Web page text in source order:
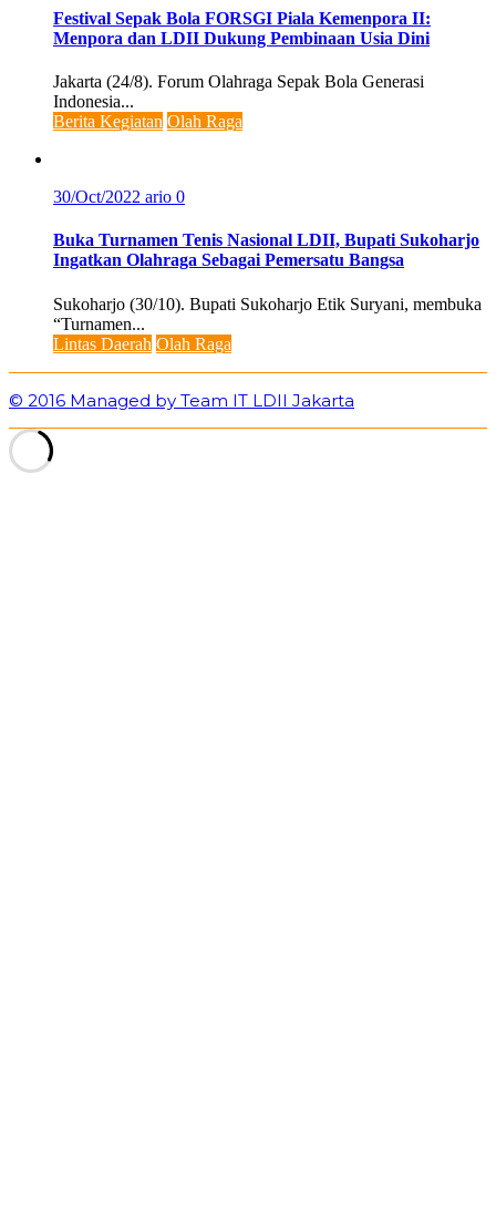
Festival Sepak Bola FORSGI Piala Kemenpora II:
Menpora dan LDII Dukung Pembinaan Usia Dini
Jakarta (24/8). Forum Olahraga Sepak Bola Generasi
Indonesia...
Berita Kegiatan Olah Raga
30/Oct/2022 ario 0
Buka Turnamen Tenis Nasional LDII, Bupati Sukoharjo
Ingatkan Olahraga Sebagai Pemersatu Bangsa
Sukoharjo (30/10). Bupati Sukoharjo Etik Suryani, membuka
“Turnamen...
Lintas Daerah Olah Raga
© 2016 Managed by Team IT LDII Jakarta